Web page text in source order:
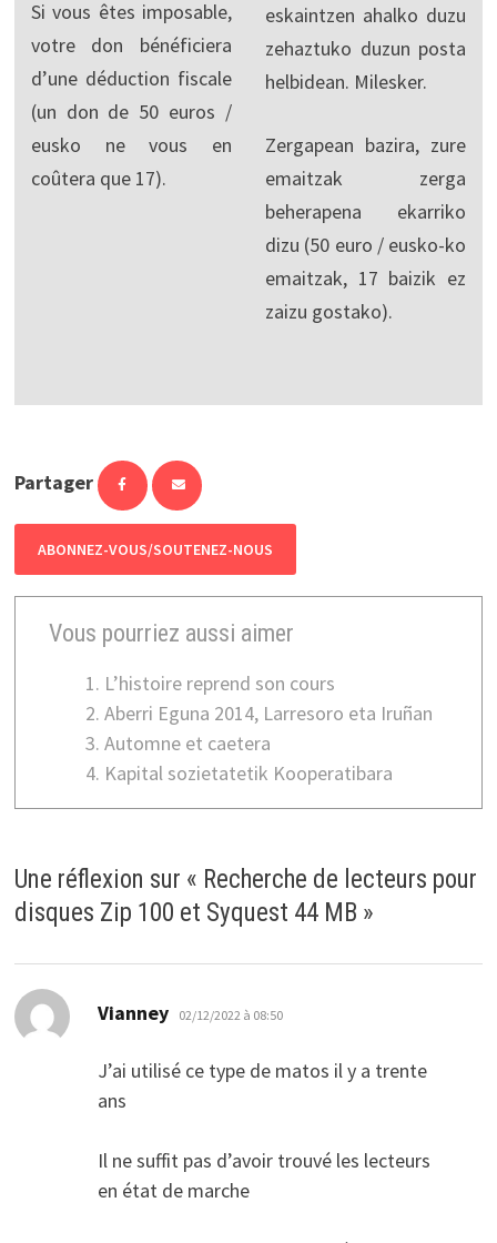
Si vous êtes imposable,
votre don bénéficiera
d’une déduction fiscale
(un don de 50 euros /
eusko ne vous en
coûtera que 17).
eskaintzen ahalko duzu
zehaztuko duzun posta
helbidean. Milesker.
Zergapean bazira, zure
emaitzak zerga
beherapena ekarriko
dizu (50 euro / eusko-ko
emaitzak, 17 baizik ez
zaizu gostako).
Partager
ABONNEZ-VOUS/SOUTENEZ-NOUS
Vous pourriez aussi aimer
L’histoire reprend son cours
Aberri Eguna 2014, Larresoro eta Iruñan
Automne et caetera
Kapital sozietatetik Kooperatibara
Une réflexion sur « Recherche de lecteurs pour
disques Zip 100 et Syquest 44 MB »
Vianney dit :
02/12/2022 à 08:50
J’ai utilisé ce type de matos il y a trente
ans
Il ne suffit pas d’avoir trouvé les lecteurs
en état de marche